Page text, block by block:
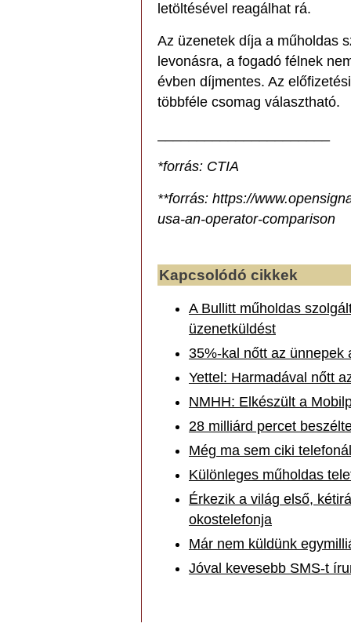
letöltésével reagálhat rá.
Az üzenetek díja a műholdas
levonásra, a fogadó félnek
évben díjmentes. Az
többféle csomag választható.
*forrás: CTIA
**forrás: https://
usa-an-operator-comparison
Kapcsolódó cikkek
A Bullitt műholdas
üzenetküldést
35%-kal nőtt az ünnepek
Yettel: Harmadával nőtt
NMHH: Elkészült a
28 milliárd percet
Még ma sem ciki
Különleges műholdas
Érkezik a világ első,
okostelefonja
Már nem küldünk
Jóval kevesebb SMS-t